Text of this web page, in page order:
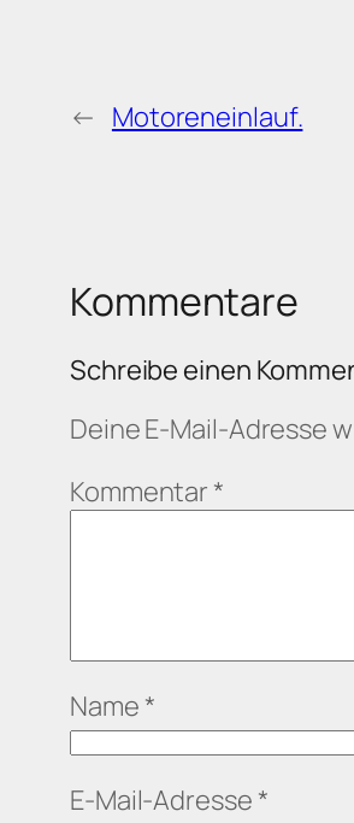
← Motoreneinlauf.
Kommentare
Schreibe einen
Deine E-Mail-Adresse
Kommentar *
Name *
E-Mail-Adresse *